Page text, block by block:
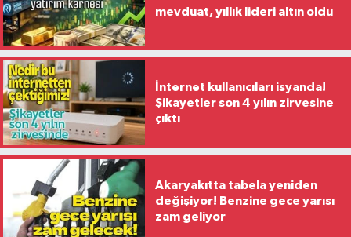
mevduat, yıllık lideri altın oldu
İnternet kullanıcıları isyanda!
Şikayetler son 4 yılın zirvesine
çıktı
Akaryakıtta tabela yeniden
değişiyor! Benzine gece yarısı
zam geliyor